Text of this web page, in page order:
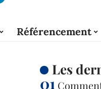
Référencement
Les